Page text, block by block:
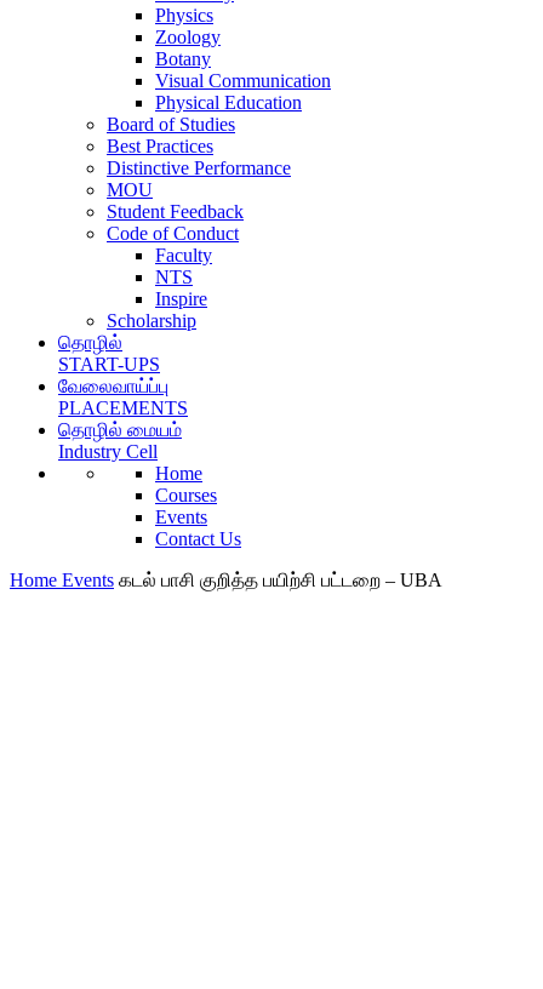
Physics
Zoology
Botany
Visual Communication
Physical Education
Board of Studies
Best Practices
Distinctive Performance
MOU
Student Feedback
Code of Conduct
Faculty
NTS
Inspire
Scholarship
தொழில்
START-UPS
வேலைவாய்ப்பு
PLACEMENTS
தொழில் மையம்
Industry Cell
Home
Courses
Events
Contact Us
Home Events கடல் பாசி குறித்த பயிற்சி பட்டறை – UBA